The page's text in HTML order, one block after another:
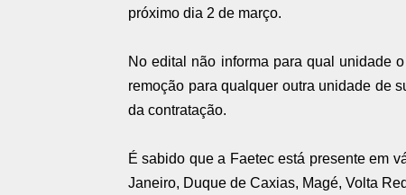
próximo dia 2 de março.
No edital não informa para qual unidade
remoção para qualquer outra unidade de
da contratação.
É sabido que a Faetec está presente em
Janeiro, Duque de Caxias, Magé, Volta